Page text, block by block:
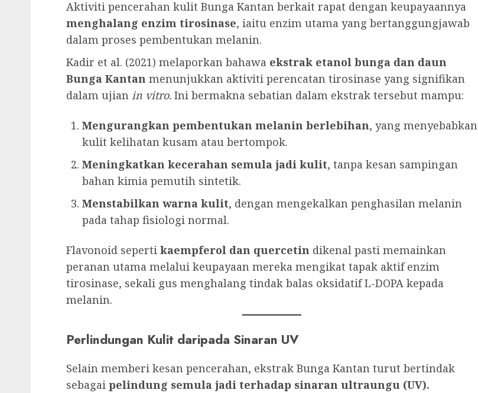
Aktiviti pencerahan kulit Bunga Kantan berkait rapat dengan keupayaannya
menghalang enzim tirosinase, iaitu enzim utama yang bertanggungjawab
dalam proses pembentukan melanin.
Kadir et al. (2021) melaporkan bahawa ekstrak etanol bunga dan daun
Bunga Kantan menunjukkan aktiviti perencatan tirosinase yang signifikan
dalam ujian in vitro. Ini bermakna sebatian dalam ekstrak tersebut mampu:
Mengurangkan pembentukan melanin berlebihan, yang menyebabkan
kulit kelihatan kusam atau bertompok.
Meningkatkan kecerahan semula jadi kulit, tanpa kesan sampingan
bahan kimia pemutih sintetik.
Menstabilkan warna kulit, dengan mengekalkan penghasilan melanin
pada tahap fisiologi normal.
Flavonoid seperti kaempferol dan quercetin dikenal pasti memainkan
peranan utama melalui keupayaan mereka mengikat tapak aktif enzim
tirosinase, sekali gus menghalang tindak balas oksidatif L-DOPA kepada
melanin.
Perlindungan Kulit daripada Sinaran UV
Selain memberi kesan pencerahan, ekstrak Bunga Kantan turut bertindak
sebagai pelindung semula jadi terhadap sinaran ultraungu (UV).